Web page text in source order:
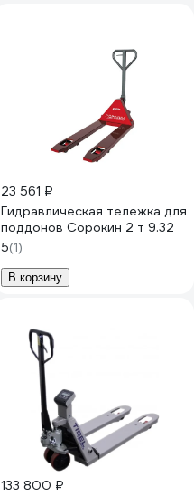
23 561 ₽
Гидравлическая тележка для
поддонов Сорокин 2 т 9.32
5(1)
В корзину
133 800 ₽